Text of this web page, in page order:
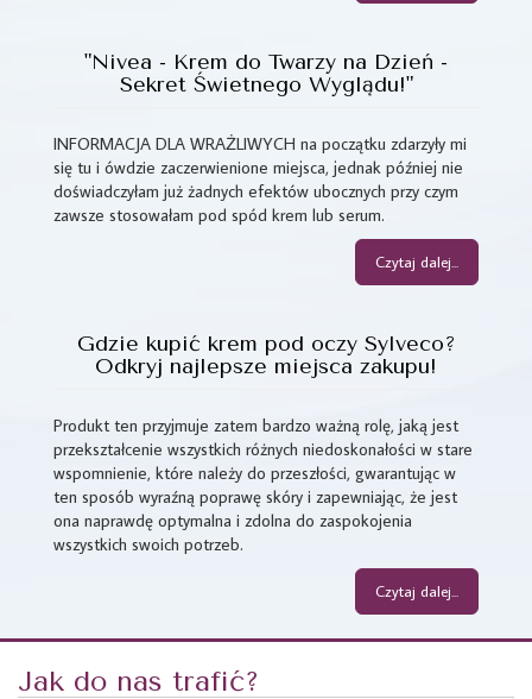
"Nivea - Krem do Twarzy na Dzień -
Sekret Świetnego Wyglądu!"
INFORMACJA DLA WRAŻLIWYCH na początku zdarzyły mi
się tu i ówdzie zaczerwienione miejsca, jednak później nie
doświadczyłam już żadnych efektów ubocznych przy czym
zawsze stosowałam pod spód krem lub serum.
Czytaj dalej...
Gdzie kupić krem pod oczy Sylveco?
Odkryj najlepsze miejsca zakupu!
Produkt ten przyjmuje zatem bardzo ważną rolę, jaką jest
przekształcenie wszystkich różnych niedoskonałości w stare
wspomnienie, które należy do przeszłości, gwarantując w
ten sposób wyraźną poprawę skóry i zapewniając, że jest
ona naprawdę optymalna i zdolna do zaspokojenia
wszystkich swoich potrzeb.
Czytaj dalej...
Jak do nas trafić?